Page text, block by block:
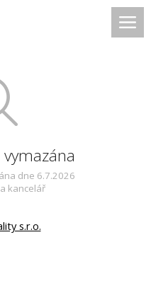
dne 6.7.2026
kancelář
s.r.o.